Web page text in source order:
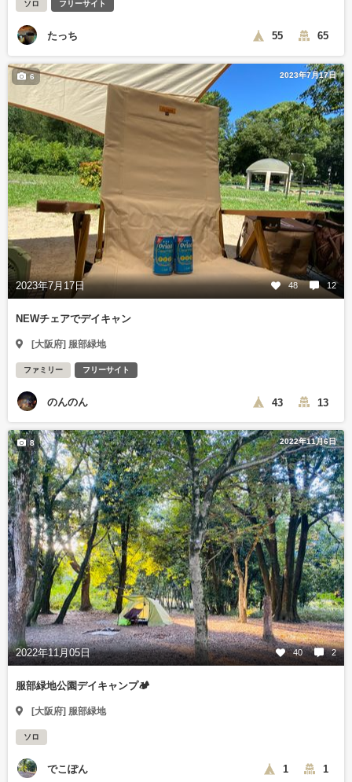
ソロ フリーサイト
たっち 55 65
2023年7月17日
2023年7月17日 48 12
6
NEWチェアでデイキャン
[大阪府] 服部緑地
ファミリー フリーサイト
のんのん 43 13
2022年11月6日
2022年11月05日 40 2
8
服部緑地公園デイキャンプ🏕
[大阪府] 服部緑地
ソロ
でこぽん 1 1